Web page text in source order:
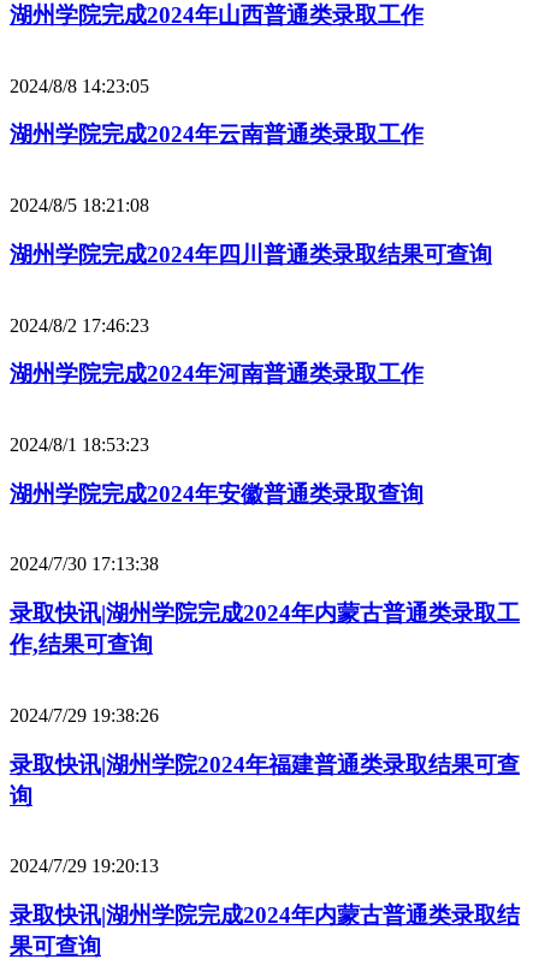
湖州学院完成2024年山西普通类录取工作
2024/8/8 14:23:05
湖州学院完成2024年云南普通类录取工作
2024/8/5 18:21:08
湖州学院完成2024年四川普通类录取结果可查询
2024/8/2 17:46:23
湖州学院完成2024年河南普通类录取工作
2024/8/1 18:53:23
湖州学院完成2024年安徽普通类录取查询
2024/7/30 17:13:38
录取快讯|湖州学院完成2024年内蒙古普通类录取工
作,结果可查询
2024/7/29 19:38:26
录取快讯|湖州学院2024年福建普通类录取结果可查
询
2024/7/29 19:20:13
录取快讯|湖州学院完成2024年内蒙古普通类录取结
果可查询